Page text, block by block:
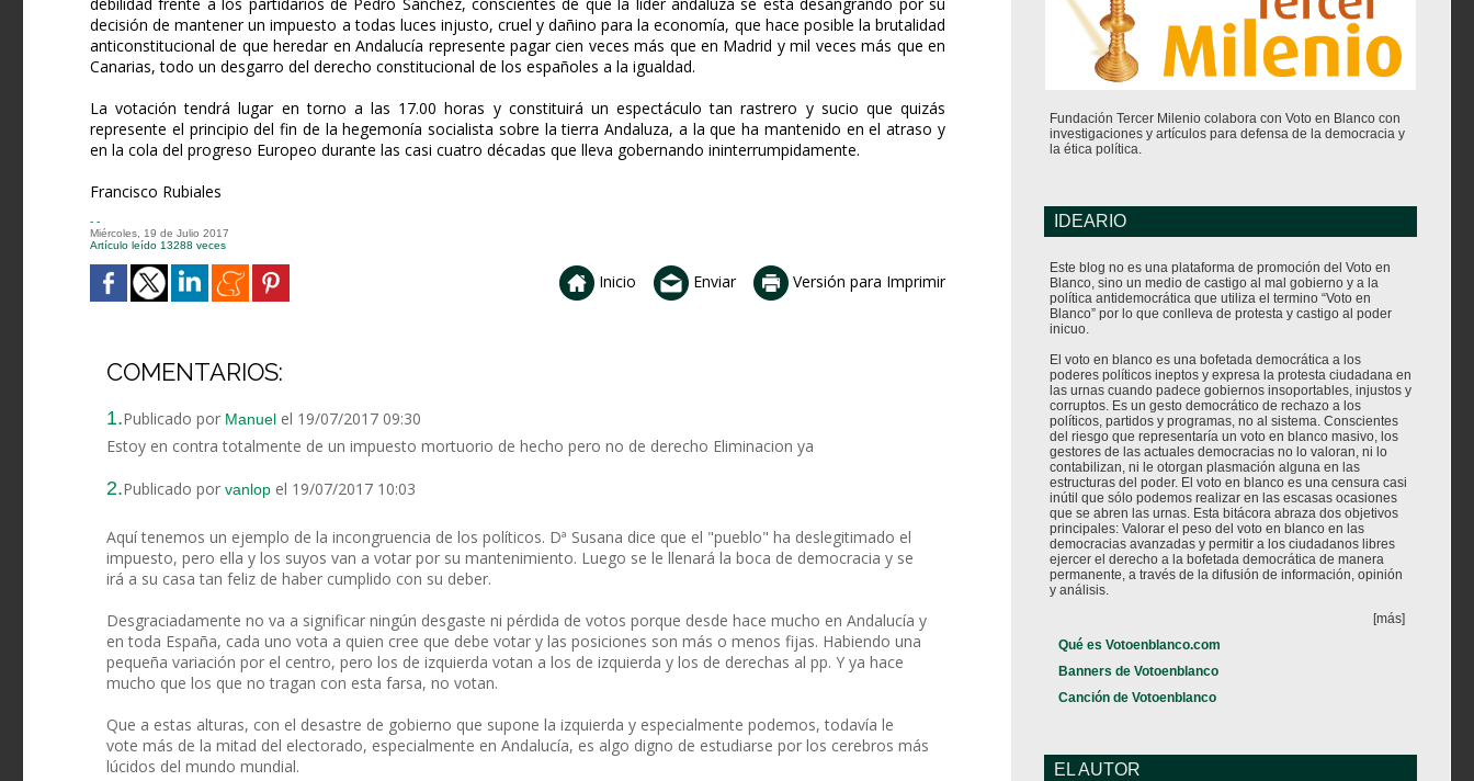
decisión de mantener un impuesto a todas luces injusto, cruel y dañino para la economía, que hace posible la brutalidad
anticonstitucional de que heredar en Andalucía represente pagar cien veces más que en Madrid y mil veces más que en
Canarias, todo un desgarro del derecho constitucional de los españoles a la igualdad.
La votación tendrá lugar en torno a las 17.00 horas y constituirá un espectáculo tan rastrero y sucio que quizás
represente el principio del fin de la hegemonía socialista sobre la tierra Andaluza, a la que ha mantenido en el atraso y
en la cola del progreso Europeo durante las casi cuatro décadas que lleva gobernando ininterrumpidamente.
Francisco Rubiales
- -
Miércoles, 19 de Julio 2017
Artículo leído 13288 veces
Inicio Enviar Versión para Imprimir
COMENTARIOS:
1.Publicado por Manuel el 19/07/2017 09:30
Estoy en contra totalmente de un impuesto mortuorio de hecho pero no de derecho Eliminacion ya
2.Publicado por vanlop el 19/07/2017 10:03
Aquí tenemos un ejemplo de la incongruencia de los políticos. Dª Susana dice que el "pueblo" ha deslegitimado el
impuesto, pero ella y los suyos van a votar por su mantenimiento. Luego se le llenará la boca de democracia y se
irá a su casa tan feliz de haber cumplido con su deber.
Desgraciadamente no va a significar ningún desgaste ni pérdida de votos porque desde hace mucho en Andalucía y
en toda España, cada uno vota a quien cree que debe votar y las posiciones son más o menos fijas. Habiendo una
pequeña variación por el centro, pero los de izquierda votan a los de izquierda y los de derechas al pp. Y ya hace
mucho que los que no tragan con esta farsa, no votan.
Que a estas alturas, con el desastre de gobierno que supone la izquierda y especialmente podemos, todavía le
vote más de la mitad del electorado, especialmente en Andalucía, es algo digno de estudiarse por los cerebros más
lúcidos del mundo mundial.
Fundación Tercer Milenio colabora con Voto en Blanco con
investigaciones y artículos para defensa de la democracia y
la ética política.
IDEARIO
Este blog no es una plataforma de promoción del Voto en
Blanco, sino un medio de castigo al mal gobierno y a la
política antidemocrática que utiliza el termino “Voto en
Blanco” por lo que conlleva de protesta y castigo al poder
inicuo.
El voto en blanco es una bofetada democrática a los
poderes políticos ineptos y expresa la protesta ciudadana en
las urnas cuando padece gobiernos insoportables, injustos y
corruptos. Es un gesto democrático de rechazo a los
políticos, partidos y programas, no al sistema. Conscientes
del riesgo que representaría un voto en blanco masivo, los
gestores de las actuales democracias no lo valoran, ni lo
contabilizan, ni le otorgan plasmación alguna en las
estructuras del poder. El voto en blanco es una censura casi
inútil que sólo podemos realizar en las escasas ocasiones
que se abren las urnas. Esta bitácora abraza dos objetivos
principales: Valorar el peso del voto en blanco en las
democracias avanzadas y permitir a los ciudadanos libres
ejercer el derecho a la bofetada democrática de manera
permanente, a través de la difusión de información, opinión
y análisis.
[más]
Qué es Votoenblanco.com
Banners de Votoenblanco
Canción de Votoenblanco
EL AUTOR